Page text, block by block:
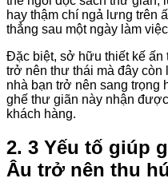
hay thậm chí ngả lưng trên
thẳng sau một ngày làm
Đặc biệt, sở hữu thiết kế ấn
trở nên thư thái mà đây còn
nhà bạn trở nên sang trọng
ghế thư giãn này nhận
khách hàng.
2. 3 Yếu tố giúp
Âu trở nên thu